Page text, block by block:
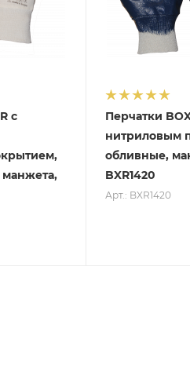
с
Перчатки
нитриловым
обливные,
BXR1420
Арт.: BXR1420